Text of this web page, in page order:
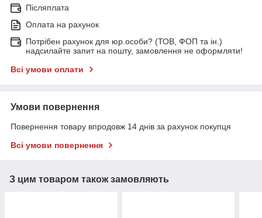
Післяплата
Оплата на рахунок
Потрібен рахунок для юр.особи? (ТОВ, ФОП та ін.)
надсилайте запит на пошту, замовлення не оформляти!
Всі умови оплати
Умови повернення
Повернення товару впродовж 14 днів за рахунок покупця
Всі умови повернення
З цим товаром також замовляють